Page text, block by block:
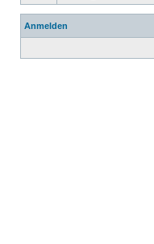
Anmelden